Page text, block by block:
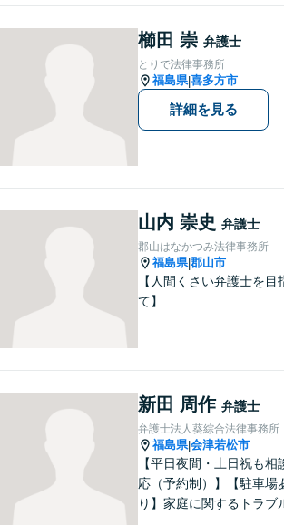
櫛田 崇 弁護士
とりで法律事務所
福島県|喜多方市
詳細を見る
山内 崇史 弁護士
郡山はなかつみ法律事務所
福島県|郡山市
【人間くさい弁護士を目
て】
新田 周作 弁護士
弁護士法人葵綜合法律事務所
福島県|会津若松市
【平日夜間・土日祝も相
応（予約制）】【駐車場
り】家庭に関するトラブ